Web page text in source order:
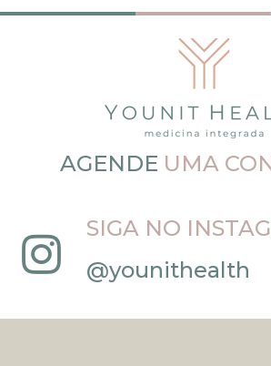
AGENDE UMA
SIGA NO
@younithealth